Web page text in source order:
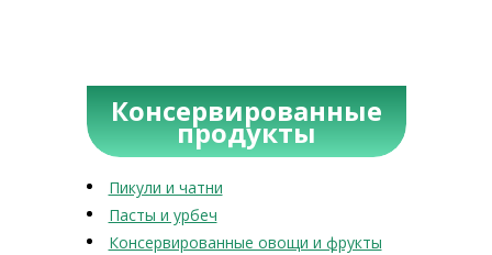
Консервированные
продукты
Пикули и чатни
Пасты и урбеч
Консервированные овощи и фрукты